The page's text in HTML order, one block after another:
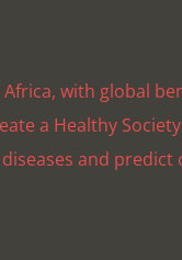
with global
a Healthy
and